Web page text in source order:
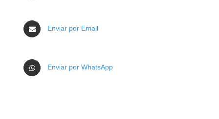
Enviar por Email
Enviar por WhatsApp